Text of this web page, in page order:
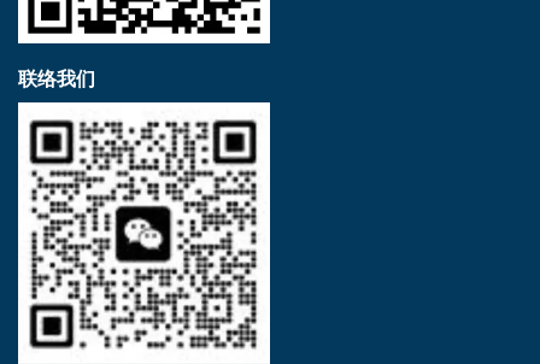
联络我们